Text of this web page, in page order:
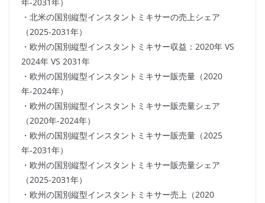
・北米の国別縦型インスタントミキサーの売上シェア
（2025-2031年）
・欧州の国別縦型インスタントミキサー収益：2020年 VS
2024年 VS 2031年
・欧州の国別縦型インスタントミキサー販売量（2020
年-2024年）
・欧州の国別縦型インスタントミキサー販売量シェア
（2020年-2024年）
・欧州の国別縦型インスタントミキサー販売量（2025
年-2031年）
・欧州の国別縦型インスタントミキサー販売量シェア
（2025-2031年）
・欧州の国別縦型インスタントミキサー売上（2020